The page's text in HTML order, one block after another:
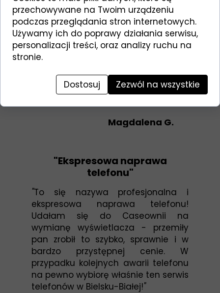
"Będziemy tam wracać"
"Byliśmy z synem naprawić telefon –
przemiła obsługa♥️, kontaktowi i
pomocni ludzie 💪🏼(pozdrawiamy
pana Roberta!). Będziemy tam
Magdalena G.
"Ekspresowa naprawa
telefonu"
"To się nazywa profesjonalna i
ekspresowa naprawa telefonu!
Udałam się do Caseownii na
wymianę wyświetlacza - przemiły
pan zrobił to szybko, sprawnie i w
bardzo przystępnej cenie. W
przypadku kolejnych awarii telefonu
na pewno wybiorę właśnie ten serwis
telefonów w Bielsku-Białej!"
przechowywane na Twoim urządzeniu
podczas przeglądania stron internetowych.
Używamy ich do poprawy działania serwisu,
personalizacji treści, oraz analizy ruchu na
stronie.
Dostosuj Zezwól na wszystkie